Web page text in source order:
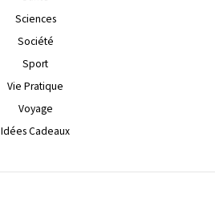
Sciences
Société
Sport
Vie Pratique
Voyage
Idées Cadeaux